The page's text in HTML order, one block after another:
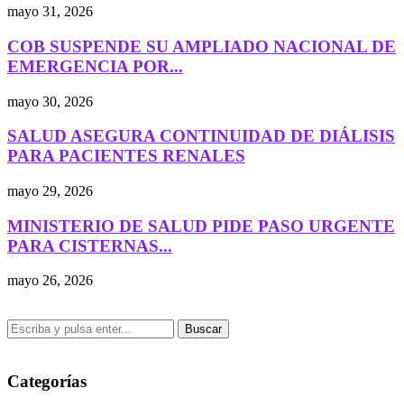
mayo 31, 2026
COB SUSPENDE SU AMPLIADO NACIONAL DE
EMERGENCIA POR...
mayo 30, 2026
SALUD ASEGURA CONTINUIDAD DE DIÁLISIS
PARA PACIENTES RENALES
mayo 29, 2026
MINISTERIO DE SALUD PIDE PASO URGENTE
PARA CISTERNAS...
mayo 26, 2026
Buscar
Categorías